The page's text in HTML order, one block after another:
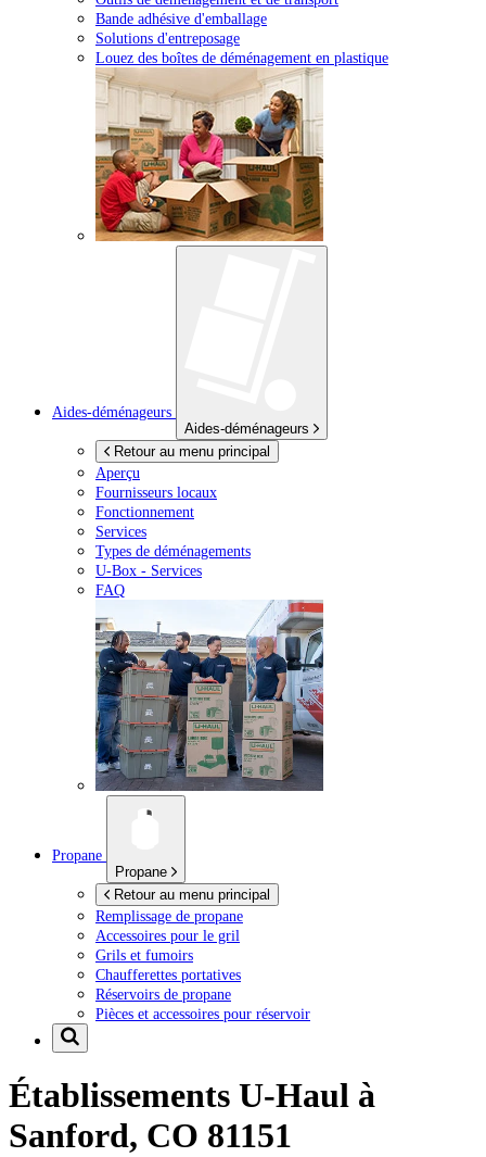
Bande adhésive d'emballage
Solutions d'entreposage
Louez des boîtes de déménagement en plastique
Aides-déménageurs
Aides-déménageurs
Retour au menu principal
Aperçu
Fournisseurs locaux
Fonctionnement
Services
Types de déménagements
U-Box - Services
FAQ
Propane
Propane
Retour au menu principal
Remplissage de propane
Accessoires pour le gril
Grils et fumoirs
Chaufferettes portatives
Réservoirs de propane
Pièces et accessoires pour réservoir
Établissements U-Haul à
Sanford, CO 81151